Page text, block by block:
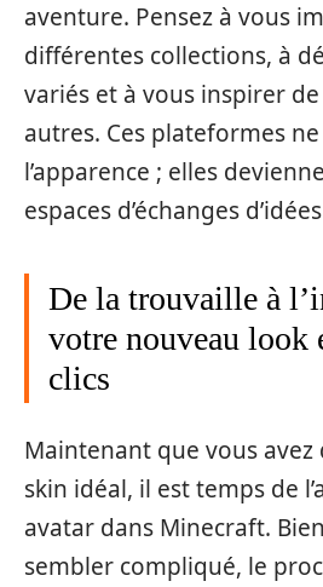
aventure. Pensez à vous
différentes collections, à
variés et à vous inspirer
autres. Ces plateformes
l’apparence ; elles
espaces d’échanges
De la trouvaille à
votre nouveau look
clics
Maintenant que vous
skin idéal, il est temps de
avatar dans Minecraft.
sembler compliqué, le